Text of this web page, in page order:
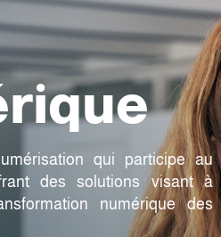
qui participe au
des solutions visant à
numérique des